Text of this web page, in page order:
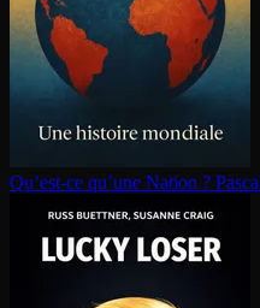
Qu’est-ce qu’une Nation ?